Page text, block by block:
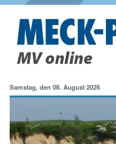
Samstag, den 08. August 2026